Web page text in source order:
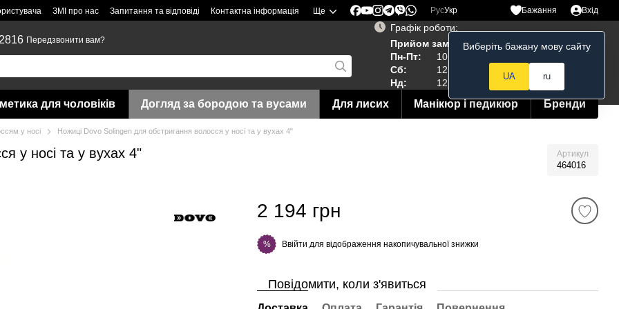
ЗМІ про нас Запитання та відповіді Контактна інформація Ще РусУкр Бажання Вхід
Передзвонити вам?
Графік роботи:
Прийом замовлень 24/7
Пн-Пт:
10:00–19:00
Сб:
12:00–18:00
Нд:
12:00--15:00
Мій кошик
для чоловіків Догляд за бородою та вусами Для лисих Манікюр і педикюр Бренди
у носі Ножиці Dovo Solingen для обстригання волосся у носі та у вухах 4"
у носі та у вухах 4" Артикул
464016
2 194 грн
% Ввійти для відображення накопичувальної знижки
Повідомити, коли з'явиться
Виберіть бажану мову сайту
UA ru